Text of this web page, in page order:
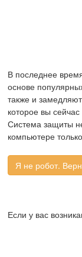
В последнее
основе
также и
которое вы
Система защиты
компьютере
Если у вас